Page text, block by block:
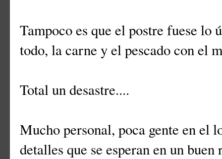
Tampoco es que el postre fuese lo
todo, la carne y el pescado con el
Total un desastre....
Mucho personal, poca gente en el
detalles que se esperan en un buen